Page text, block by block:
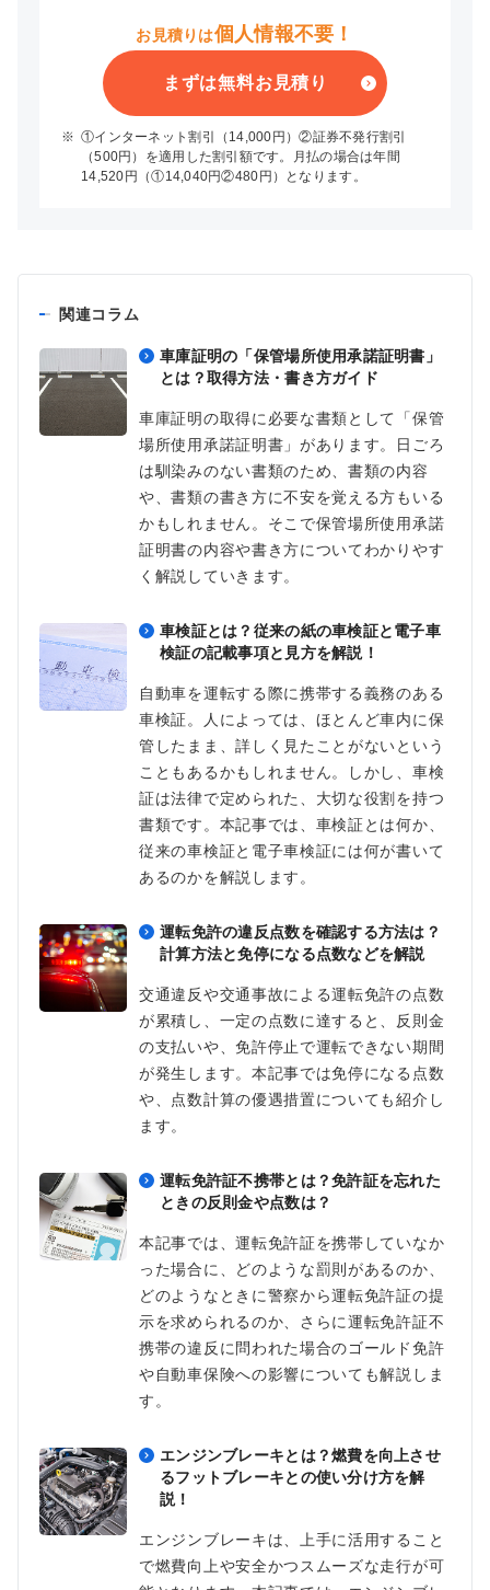
お見積りは個人情報不要！
まずは無料お見積り
※ ①インターネット割引（14,000円）②証券不発行割引
（500円）を適用した割引額です。月払の場合は年間
14,520円（①14,040円②480円）となります。
関連コラム
車庫証明の「保管場所使用承諾証明書」
とは？取得方法・書き方ガイド
車庫証明の取得に必要な書類として「保管
場所使用承諾証明書」があります。日ごろ
は馴染みのない書類のため、書類の内容
や、書類の書き方に不安を覚える方もいる
かもしれません。そこで保管場所使用承諾
証明書の内容や書き方についてわかりやす
く解説していきます。
車検証とは？従来の紙の車検証と電子車
検証の記載事項と見方を解説！
自動車を運転する際に携帯する義務のある
車検証。人によっては、ほとんど車内に保
管したまま、詳しく見たことがないという
こともあるかもしれません。しかし、車検
証は法律で定められた、大切な役割を持つ
書類です。本記事では、車検証とは何か、
従来の車検証と電子車検証には何が書いて
あるのかを解説します。
運転免許の違反点数を確認する方法は？
計算方法と免停になる点数などを解説
交通違反や交通事故による運転免許の点数
が累積し、一定の点数に達すると、反則金
の支払いや、免許停止で運転できない期間
が発生します。本記事では免停になる点数
や、点数計算の優遇措置についても紹介し
ます。
運転免許証不携帯とは？免許証を忘れた
ときの反則金や点数は？
本記事では、運転免許証を携帯していなか
った場合に、どのような罰則があるのか、
どのようなときに警察から運転免許証の提
示を求められるのか、さらに運転免許証不
携帯の違反に問われた場合のゴールド免許
や自動車保険への影響についても解説しま
す。
エンジンブレーキとは？燃費を向上させ
るフットブレーキとの使い分け方を解
説！
エンジンブレーキは、上手に活用すること
で燃費向上や安全かつスムーズな走行が可